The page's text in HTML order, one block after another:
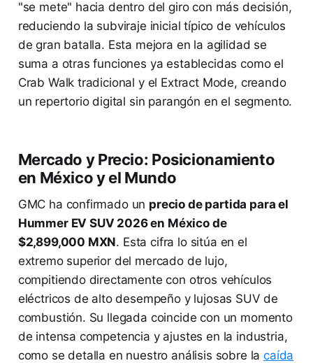
"se mete" hacia dentro del giro con más decisión,
reduciendo la subviraje inicial típico de vehículos
de gran batalla. Esta mejora en la agilidad se
suma a otras funciones ya establecidas como el
Crab Walk tradicional y el Extract Mode, creando
un repertorio digital sin parangón en el segmento.
Mercado y Precio: Posicionamiento
en México y el Mundo
GMC ha confirmado un precio de partida para el
Hummer EV SUV 2026 en México de
$2,899,000 MXN. Esta cifra lo sitúa en el
extremo superior del mercado de lujo,
compitiendo directamente con otros vehículos
eléctricos de alto desempeño y lujosas SUV de
combustión. Su llegada coincide con un momento
de intensa competencia y ajustes en la industria,
como se detalla en nuestro análisis sobre lacaída